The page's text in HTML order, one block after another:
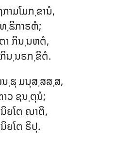
ມໂມກ຺ຂານໍ,
ຘິກາຣຓໍ;
າ ກິນ຺ນຫຕໍ,
ນ຺ນຣກ຺ຂິຕໍ.
ຘຸ ມນຸສ຺ສສ຺ສ,
ວ ຊນ຺ຕຸນໍ;
ຍໂຕ ຎາຕິ,
ຍໂຕ ຣິປຸ.